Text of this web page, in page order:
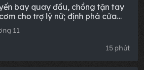
bay quay đầu, chồng tận tay
cho trợ lý nữ; định phá cửa
trần, nào ngờ nghe anh dỗ dành:
tờ ly hôn giả xong rồi, cô ta sắp
11
15 phút